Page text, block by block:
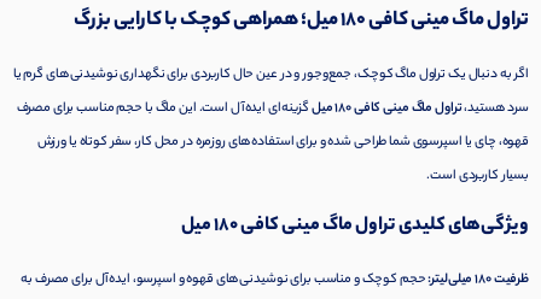
تراول ماگ مینی کافی 180 میل؛ همراهی کوچک با کارایی بزرگ
اگر به دنبال یک تراول ماگ کوچک، جمع‌وجور و در عین حال کاربردی برای نگهداری نوشیدنی‌های گرم یا
سرد هستید،تراول ماگ مینی کافی 180 میل
گزینه‌ای ایده‌آل است. این ماگ با حجم مناسب برای مصرف
قهوه، چای یا اسپرسوی شما طراحی شده و برای استفاده‌های روزمره در محل کار، سفر کوتاه یا ورزش
بسیار کاربردی است.
ویژگی‌های کلیدی تراول ماگ مینی کافی 180 میل
ظرفیت 180 میلی‌لیتر:
حجم کوچک و مناسب برای نوشیدنی‌های قهوه و اسپرسو، ایده‌آل برای مصرف به